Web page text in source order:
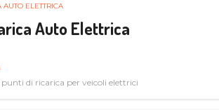
AUTO ELETTRICA
Auto Elettrica
di ricarica per veicoli elettrici